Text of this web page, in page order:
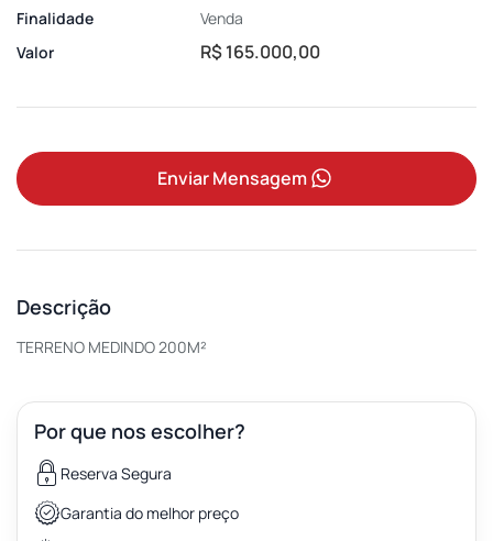
Finalidade
Venda
Valor
R$ 165.000,00
Enviar Mensagem
Descrição
TERRENO MEDINDO 200M²
Por que nos escolher?
Reserva Segura
Garantia do melhor preço